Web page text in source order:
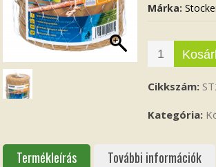
Márka:
Cikkszám:
Kategória:
Termékleírás
További információk